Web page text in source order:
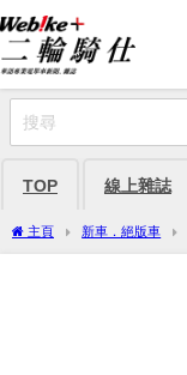
TOP 線上雜誌
主頁 新車．絕版車
缸舊車魂與低身高改裝魅力